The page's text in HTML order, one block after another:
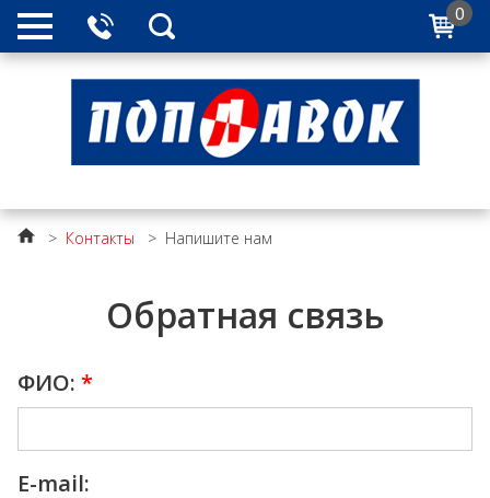
0
> Контакты > Напишите нам
Обратная связь
ФИО: *
E-mail: